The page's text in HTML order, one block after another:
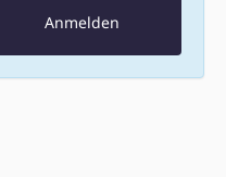
Anmelden